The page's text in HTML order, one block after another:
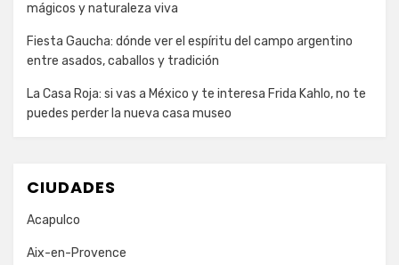
mágicos y naturaleza viva
Fiesta Gaucha: dónde ver el espíritu del campo argentino
entre asados, caballos y tradición
La Casa Roja: si vas a México y te interesa Frida Kahlo, no te
puedes perder la nueva casa museo
CIUDADES
Acapulco
Aix-en-Provence